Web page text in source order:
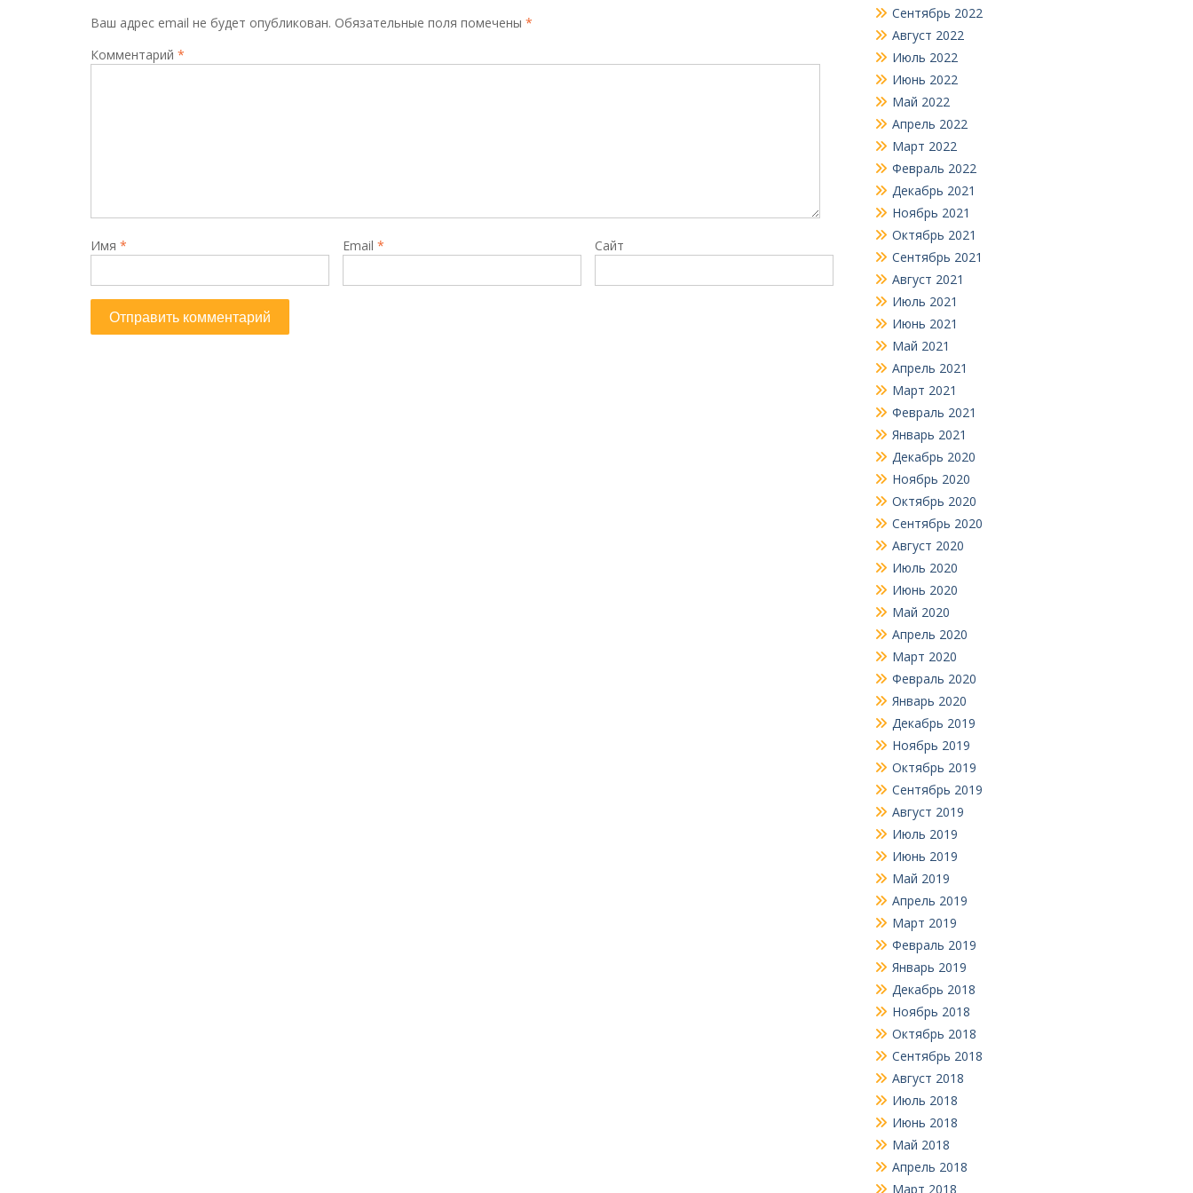
Ваш адрес email не будет опубликован. Обязательные поля помечены *
Комментарий *
Имя * Email * Сайт
Сентябрь 2022
Август 2022
Июль 2022
Июнь 2022
Май 2022
Апрель 2022
Март 2022
Февраль 2022
Декабрь 2021
Ноябрь 2021
Октябрь 2021
Сентябрь 2021
Август 2021
Июль 2021
Июнь 2021
Май 2021
Апрель 2021
Март 2021
Февраль 2021
Январь 2021
Декабрь 2020
Ноябрь 2020
Октябрь 2020
Сентябрь 2020
Август 2020
Июль 2020
Июнь 2020
Май 2020
Апрель 2020
Март 2020
Февраль 2020
Январь 2020
Декабрь 2019
Ноябрь 2019
Октябрь 2019
Сентябрь 2019
Август 2019
Июль 2019
Июнь 2019
Май 2019
Апрель 2019
Март 2019
Февраль 2019
Январь 2019
Декабрь 2018
Ноябрь 2018
Октябрь 2018
Сентябрь 2018
Август 2018
Июль 2018
Июнь 2018
Май 2018
Апрель 2018
Март 2018